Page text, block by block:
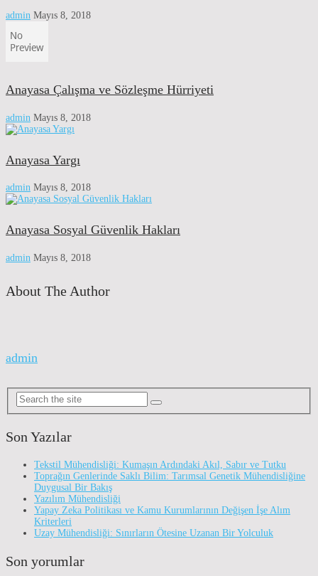
admin Mayıs 8, 2018
Anayasa Çalışma ve Sözleşme Hürriyeti
admin Mayıs 8, 2018
Anayasa Yargı
admin Mayıs 8, 2018
Anayasa Sosyal Güvenlik Hakları
admin Mayıs 8, 2018
About The Author
admin
Son Yazılar
Tekstil Mühendisliği: Kumaşın Ardındaki Akıl, Sabır ve Tutku
Toprağın Genlerinde Saklı Bilim: Tarımsal Genetik Mühendisliğine
Duygusal Bir Bakış
Yazılım Mühendisliği
Yapay Zeka Politikası ve Kamu Kurumlarının Değişen İşe Alım
Kriterleri
Uzay Mühendisliği: Sınırların Ötesine Uzanan Bir Yolculuk
Son yorumlar